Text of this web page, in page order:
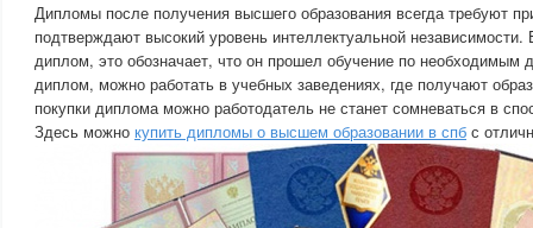
Дипломы после получения высшего образования всегда требуют
подтверждают высокий уровень интеллектуальной
диплом, это обозначает, что он прошел обучение по необходимым
диплом, можно работать в учебных заведениях, где получают
покупки диплома можно работодатель не станет сомневаться в
Здесь можно купить дипломы о высшем образовании в спб с